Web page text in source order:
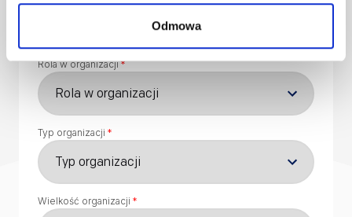
Odmowa
Rola w organizacji*
Typ organizacji *
Wielkość organizacji *